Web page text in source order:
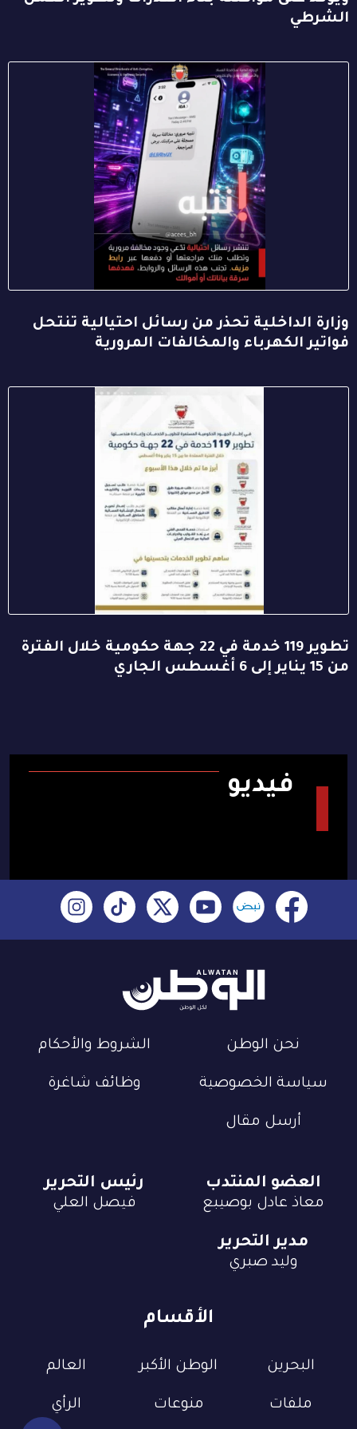
الشرطي
وزارة الداخلية تحذر من رسائل احتيالية تنتحل
فواتير الكهرباء والمخالفات المرورية
تطوير 119 خدمة في 22 جهة حكومية خلال الفترة
من 15 يناير إلى 6 أغسطس الجاري
فيديو
نحن الوطن الشروط والأحكام
سياسة الخصوصية وظائف شاغرة
أرسل مقال
الأقسام
البحرين الوطن الأكبر العالم
ملفات منوعات الرأي
العضو المنتدب
معاذ عادل بوصيبع
رئيس التحرير
فيصل العلي
مدير التحرير
وليد صبري